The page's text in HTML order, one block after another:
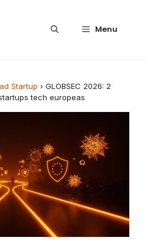
Menu
Startup › GLOBSEC 2026: 2
tech europeas